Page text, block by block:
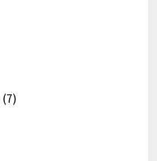
(7)